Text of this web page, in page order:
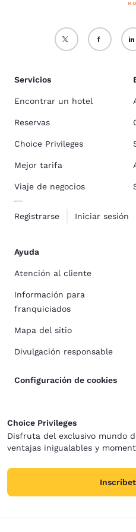
Servicios
Encontrar un hotel
Reservas
Choice Privileges
Mejor tarifa
Viaje de negocios
Registrarse Iniciar sesión
Ayuda
Atención al cliente
Información para
franquiciados
Mapa del sitio
Divulgación responsable
Configuración de cookies
Choice Privileges
Disfruta del exclusivo mundo
ventajas inigualables y